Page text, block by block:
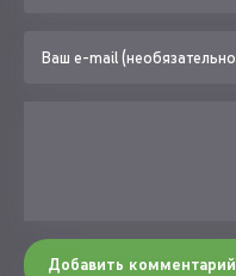
Добавить комментарий